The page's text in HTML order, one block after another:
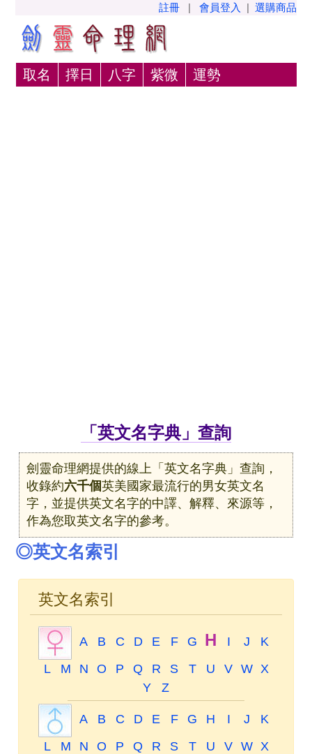
註冊 | 會員登入 | 選購商品
取名 擇日 八字 紫微 運勢
「英文名字典」查詢
劍靈命理網提供的線上「英文名字典」查詢，
收錄約六千個英美國家最流行的男女英文名
字，並提供英文名字的中譯、解釋、來源等，
作為您取英文名字的參考。
◎英文名索引
英文名索引
A B C D E F G H I J
K
L
M N O P Q R S T U V W X
Y
Z
A B C D E F G H I J
K
L
M N O P Q R S T U V W X